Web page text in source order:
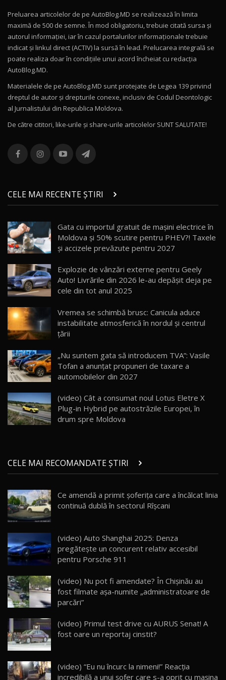
Mercedes-AMG E 53 HYBRID 4MATIC+ / Test
Drive AutoBlog.MD
16:27
11
Noul Volvo ES90 / Test Drive AutoBlog.MD
12
Noul MG HS / Test Drive AutoBlog.MD
16:48
13
combină aventura cu luxul / AutoBlog.MD
36:08
chinez care face lumea să se întoarcă după el
/ AutoBlog.MD
17:27
15 14:37
16
AutoBlogMD
13:10
17
30:08
Noul Geely EX5 EM-i care a cucerit Moldova
AutoBlog.MD
23:36
20
Noul ZEEKR 7X / Test Drive AutoBlog.MD
29:08
21
AutoBlog.MD
16:59
22
Noua Mazda 6e / Test Drive AutoBlog.MD
26:59
23
Lynk & Co 01 / Test Drive AutoBlog.MD
25:19
24
ZEEKR 009: Cel mai Performant și Confortabil
Van Electric Testat în Moldova / AutoBlog.MD
26:38
mai Exclusiv și Puternic Defender Testat în
Moldova
32:21
26
AutoBlog.MD
10:57
Preluarea articolelor de pe AutoBlog.MD se realizează în limita
maximă de 500 de semne. În mod obligatoriu, trebuie citată sursa și
autorul informației, iar în cazul portalurilor informaționale trebuie
indicat și linkul direct (ACTIV) la sursă în lead. Prelucarea integrală se
poate realiza doar în condițiile unui acord încheiat cu redacţia
AutoBlog.MD.
Materialele de pe AutoBlog.MD sunt protejate de Legea 139 privind
dreptul de autor și drepturile conexe, inclusiv de Codul Deontologic
al Jurnalistului din Republica Moldova.
De către cititori, like-urile şi share-urile articolelor SUNT SALUTATE!
CELE MAI RECENTE ȘTIRI
Gata cu importul gratuit de mașini electrice în
Moldova și 50% scutire pentru PHEV?! Taxele
și accizele prevăzute pentru 2027
Explozie de vânzări externe pentru Geely
Auto! Livrările din 2026 le-au depășit deja pe
cele din tot anul 2025
Vremea se schimbă brusc: Canicula aduce
instabilitate atmosferică în nordul și centrul
țării
„Nu suntem gata să introducem TVA”: Vasile
Tofan a anunțat propuneri de taxare a
automobilelor din 2027
(video) Cât a consumat noul Lotus Eletre X
Plug-in Hybrid pe autostrăzile Europei, în
drum spre Moldova
CELE MAI RECOMANDATE ȘTIRI
Ce amendă a primit șoferița care a încălcat linia
continuă dublă în sectorul Rîșcani
(video) Auto Shanghai 2025: Denza
pregătește un concurent relativ accesibil
pentru Porsche 911
(video) Nu pot fi amendate? În Chișinău au
fost filmate așa-numite „administratoare de
parcări”
(video) Primul test drive cu AURUS Senat! A
fost oare un reportaj cinstit?
(video) “Eu nu încurc la nimeni!” Reacţia
incredibilă a unui şofer care s-a oprit cu maşina